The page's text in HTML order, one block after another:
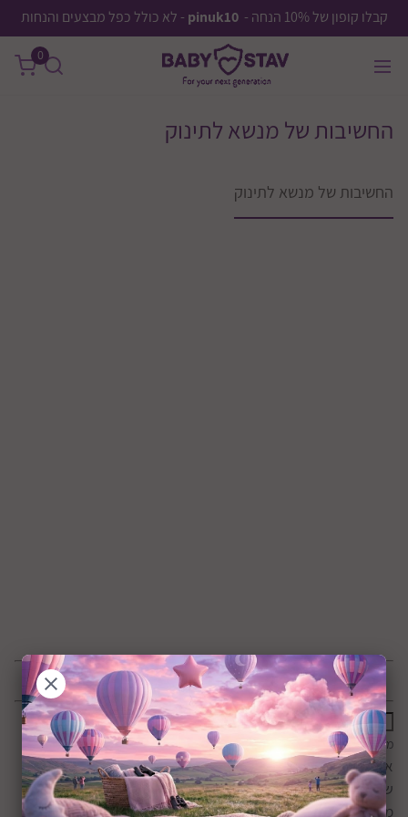
קבלו קופון של 10% הנחה - pinuk10 - לא כולל כפל מבצעים והנחות
0
החשיבות של מנשא לתינוק
החשיבות של מנשא לתינוק
מאת: אמא נוגה פדרמן.
אחד הדברים שהכי הפריעו לי כשהפכתי לאמא זה אובדן העצמאות
שלי. אל תבינו לא נכון: תמרה מדהימה, ואני לא מפסיקה להתפעל
ממנה ומהחוכמות הקטנות שלה. אבל העובדה שכשהיא ערה אני לא